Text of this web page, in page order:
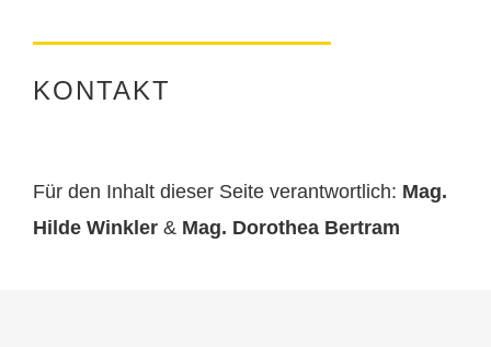
KONTAKT
Für den Inhalt dieser Seite verantwortlich: Mag.
Hilde Winkler & Mag. Dorothea Bertram